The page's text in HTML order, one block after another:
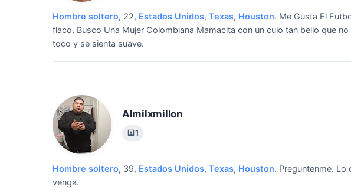
Hombre soltero, 22, Estados Unidos, Texas, Houston. Me Gusta El
flaco. Busco Una Mujer Colombiana Mamacita con un culo tan bello que
toco y se sienta suave.
Almilxmillon
1
Hombre soltero, 39, Estados Unidos, Texas, Houston. Preguntenme. Lo
venga.